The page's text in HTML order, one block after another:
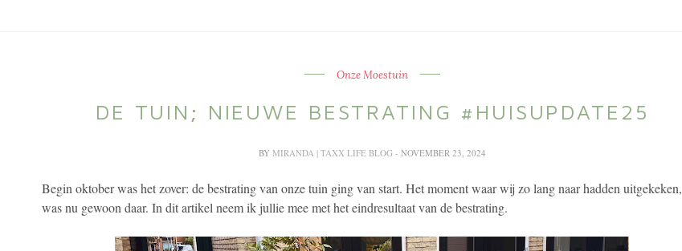
Onze Moestuin
DE TUIN; NIEUWE BESTRATING #HUISUPDATE25
BY MIRANDA | TAXX LIFE BLOG - NOVEMBER 23, 2024
Begin oktober was het zover: de bestrating van onze tuin ging van start. Het moment waar wij zo lang naar hadden uitgekeken,
was nu gewoon daar. In dit artikel neem ik jullie mee met het eindresultaat van de bestrating.